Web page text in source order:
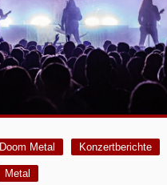
Doom Metal Konzertberichte
Metal